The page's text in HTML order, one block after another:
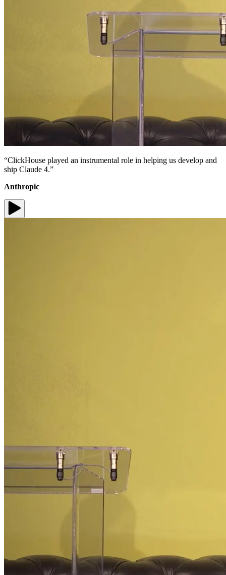
“ClickHouse played an instrumental role in helping us develop and
ship Claude 4.”
Anthropic